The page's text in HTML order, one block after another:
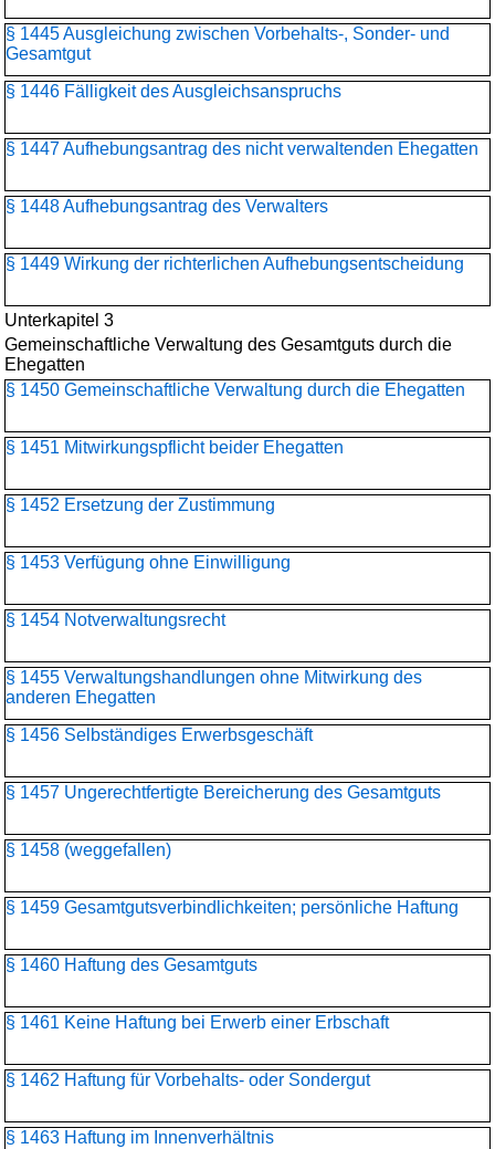
§ 1445 Ausgleichung zwischen Vorbehalts-, Sonder- und
Gesamtgut
§ 1446 Fälligkeit des Ausgleichsanspruchs
§ 1447 Aufhebungsantrag des nicht verwaltenden Ehegatten
§ 1448 Aufhebungsantrag des Verwalters
§ 1449 Wirkung der richterlichen Aufhebungsentscheidung
Unterkapitel 3
Gemeinschaftliche Verwaltung des Gesamtguts durch die
Ehegatten
§ 1450 Gemeinschaftliche Verwaltung durch die Ehegatten
§ 1451 Mitwirkungspflicht beider Ehegatten
§ 1452 Ersetzung der Zustimmung
§ 1453 Verfügung ohne Einwilligung
§ 1454 Notverwaltungsrecht
§ 1455 Verwaltungshandlungen ohne Mitwirkung des
anderen Ehegatten
§ 1456 Selbständiges Erwerbsgeschäft
§ 1457 Ungerechtfertigte Bereicherung des Gesamtguts
§ 1458 (weggefallen)
§ 1459 Gesamtgutsverbindlichkeiten; persönliche Haftung
§ 1460 Haftung des Gesamtguts
§ 1461 Keine Haftung bei Erwerb einer Erbschaft
§ 1462 Haftung für Vorbehalts- oder Sondergut
§ 1463 Haftung im Innenverhältnis